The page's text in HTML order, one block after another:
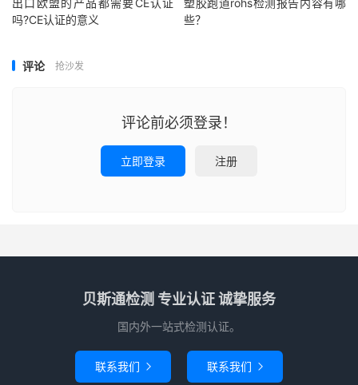
吗?CE认证的意义
些？
评论 抢沙发
评论前必须登录！
立即登录 注册
贝斯通检测 专业认证 诚挚服务
国内外一站式检测认证。
联系我们  联系我们 